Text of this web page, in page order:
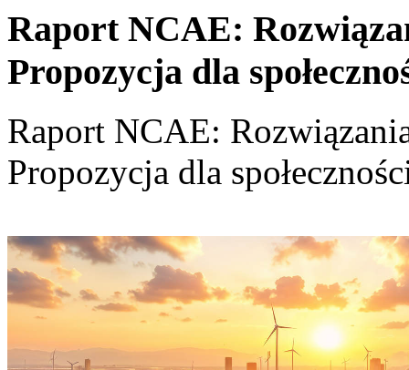
Raport NCAE:
Propozycja dla
Raport NCAE:
Propozycja dla